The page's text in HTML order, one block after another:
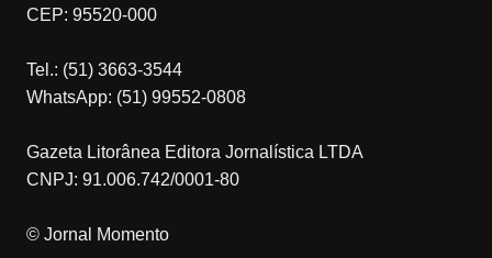
CEP: 95520-000
Tel.: (51) 3663-3544
WhatsApp: (51) 99552-0808
Gazeta Litorânea Editora Jornalística LTDA
CNPJ: 91.006.742/0001-80
© Jornal Momento